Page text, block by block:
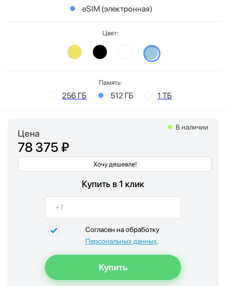
eSIM (электронная)
Цвет:
Память:
256 ГБ 512 ГБ 1 ТБ
Цена
78 375 ₽
Хочу дешевле!
В наличии
Купить в 1 клик
Согласен на обработку
Персональных данных.